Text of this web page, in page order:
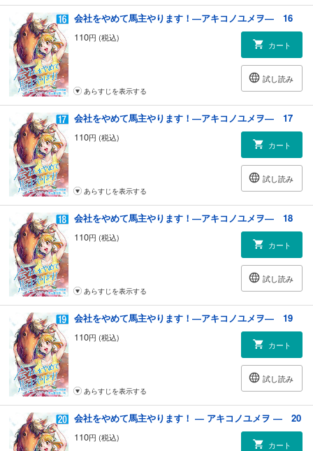
会社をやめて馬主やります！―アキコノユメヲ― 16
110円 (税込)
カート
試し読み
あらすじを表示する
会社をやめて馬主やります！―アキコノユメヲ― 17
110円 (税込)
カート
試し読み
あらすじを表示する
会社をやめて馬主やります！―アキコノユメヲ― 18
110円 (税込)
カート
試し読み
あらすじを表示する
会社をやめて馬主やります！―アキコノユメヲ― 19
110円 (税込)
カート
試し読み
あらすじを表示する
会社をやめて馬主やります！ ― アキコノユメヲ ― 20
110円 (税込)
カート